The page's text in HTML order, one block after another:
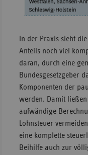
In der Praxis sieht
Anteils noch viel
daran, durch eine
Bundesgesetzgeber
Komponenten der
werden. Damit
aufwändige
Lohnsteuer
eine komplette
Beihilfe auch zur